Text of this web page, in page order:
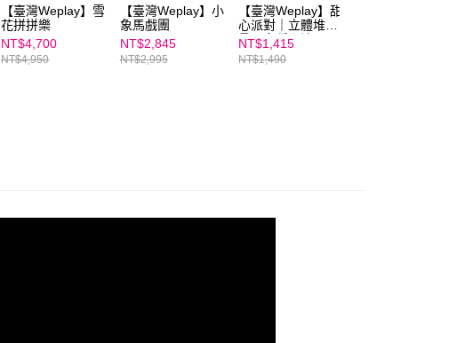
結果請求用戶進行身份認證。
５．嚴禁一人註冊多個帳號或使用他人資訊註冊。若發現惡意使用之情
形，恩沛科技股份有限公司將有權停止該用戶之使用額度並採取法律行
動。
【臺灣Weplay】雪
花拼拼樂
NT$4,700
NT$4,950
【臺灣Weplay】小
象馬戲團
NT$2,845
NT$2,995
【臺灣Weplay】甜
心派對｜立體堆
疊，多種玩法
NT$1,415
NT$1,490